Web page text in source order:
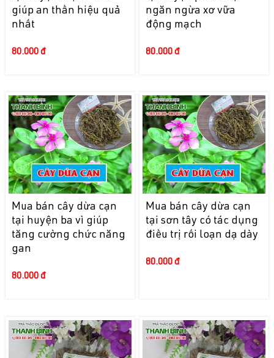
giúp an thần hiệu quả
nhất
80.000 đ
ngăn ngừa xơ vữa
động mạch
80.000 đ
Mua bán cây dừa cạn
tại huyện ba vì giúp
tăng cường chức năng
gan
80.000 đ
Mua bán cây dừa cạn
tại sơn tây có tác dụng
điều trị rối loạn dạ dày
80.000 đ